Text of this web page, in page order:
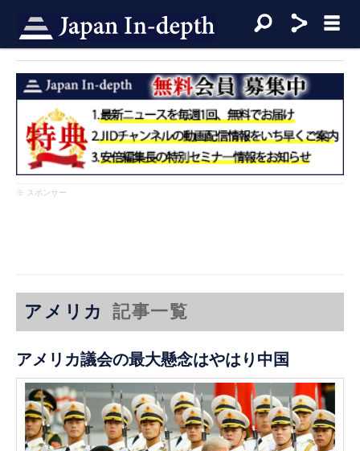
※ スポンサー
アメリカ 記事一覧
アメリカ議会の最大懸念はやはり中国